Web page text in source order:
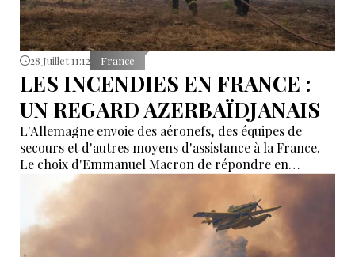
28 Juillet 11:12 France
LES INCENDIES EN FRANCE :
UN REGARD AZERBAÏDJANAIS
L'Allemagne envoie des aéronefs, des équipes de
secours et d'autres moyens d'assistance à la France.
Le choix d'Emmanuel Macron de répondre en
allemand a eu une portée symbolique.